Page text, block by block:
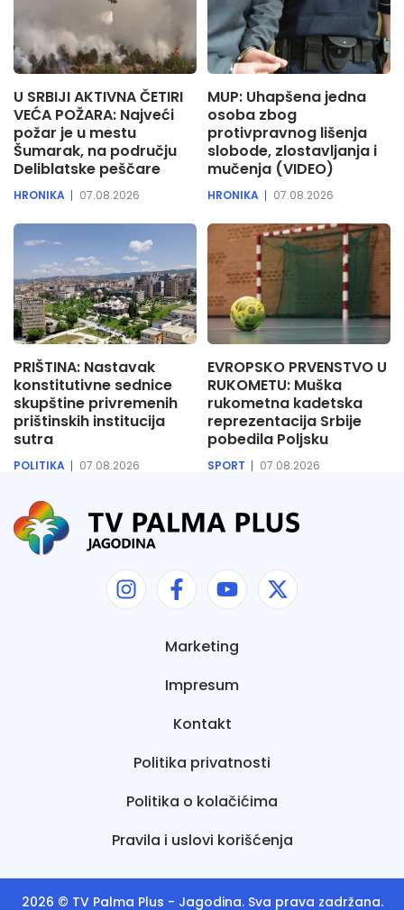
U SRBIJI AKTIVNA ČETIRI
VEĆA POŽARA: Najveći
požar je u mestu
Šumarak, na području
Deliblatske peščare
HRONIKA 07.08.2026
MUP: Uhapšena jedna
osoba zbog
protivpravnog lišenja
slobode, zlostavljanja i
mučenja (VIDEO)
HRONIKA 07.08.2026
PRIŠTINA: Nastavak
konstitutivne sednice
skupštine privremenih
prištinskih institucija
sutra
POLITIKA 07.08.2026
EVROPSKO PRVENSTVO U
RUKOMETU: Muška
rukometna kadetska
reprezentacija Srbije
pobedila Poljsku
SPORT 07.08.2026
Marketing
Impresum
Kontakt
Politika privatnosti
Politika o kolačićima
Pravila i uslovi korišćenja
2026 © TV Palma Plus - Jagodina. Sva prava zadržana.